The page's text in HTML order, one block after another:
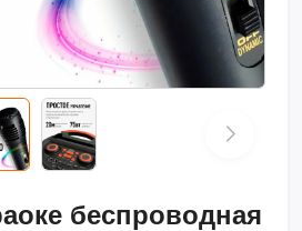
беспроводная